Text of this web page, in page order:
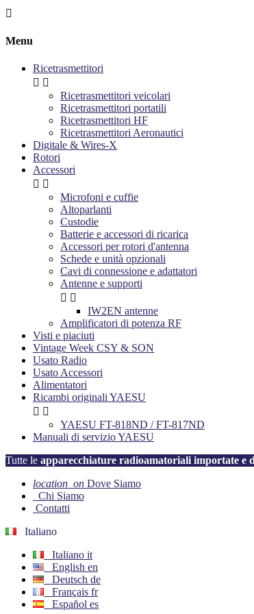

Menu
Ricetrasmettitori
 
Ricetrasmettitori veicolari
Ricetrasmettitori portatili
Ricetrasmettitori HF
Ricetrasmettitori Aeronautici
Digitale & Wires-X
Rotori
Accessori
 
Microfoni e cuffie
Altoparlanti
Custodie
Batterie e accessori di ricarica
Accessori per rotori d'antenna
Schede e unità opzionali
Cavi di connessione e adattatori
Antenne e supporti
 
IW2EN antenne
Amplificatori di potenza RF
Visti e piaciuti
Vintage Week CSY & SON
Usato Radio
Usato Accessori
Alimentatori
Ricambi originali YAESU
 
YAESU FT-818ND / FT-817ND
Manuali di servizio YAESU
Tutte le apparecchiature radioamatoriali importate e
location_on Dove Siamo
Chi Siamo
Contatti
Italiano
Italiano it
English en
Deutsch de
Français fr
Español es